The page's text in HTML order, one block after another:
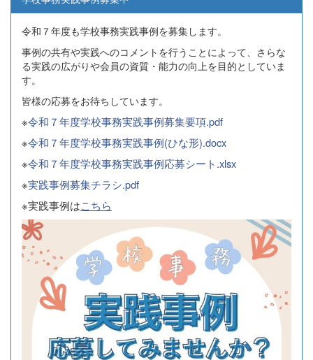
令和７年度も学校事務実践事例を募集します。
事例の共有や実践へのコメントを行うことによって、さらな
る実践の広がりや会員の資質・能力の向上を目的としていま
す。
皆様の応募をお待ちしています。
※令和７年度学校事務実践事例募集要項.pdf
※令和７年度学校事務実践事例(ひな形).docx
※令和７年度学校事務実践事例応募シート.xlsx
※実践事例募集チラシ.pdf
※実践事例はこちら